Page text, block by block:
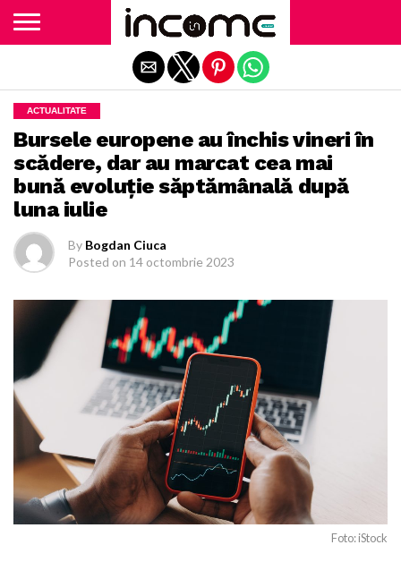
ACTUALITATE
Bursele europene au închis vineri în
scădere, dar au marcat cea mai
bună evoluţie săptămânală după
luna iulie
By Bogdan Ciuca
Posted on 14 octombrie 2023
Foto: iStock
Exit mobile version